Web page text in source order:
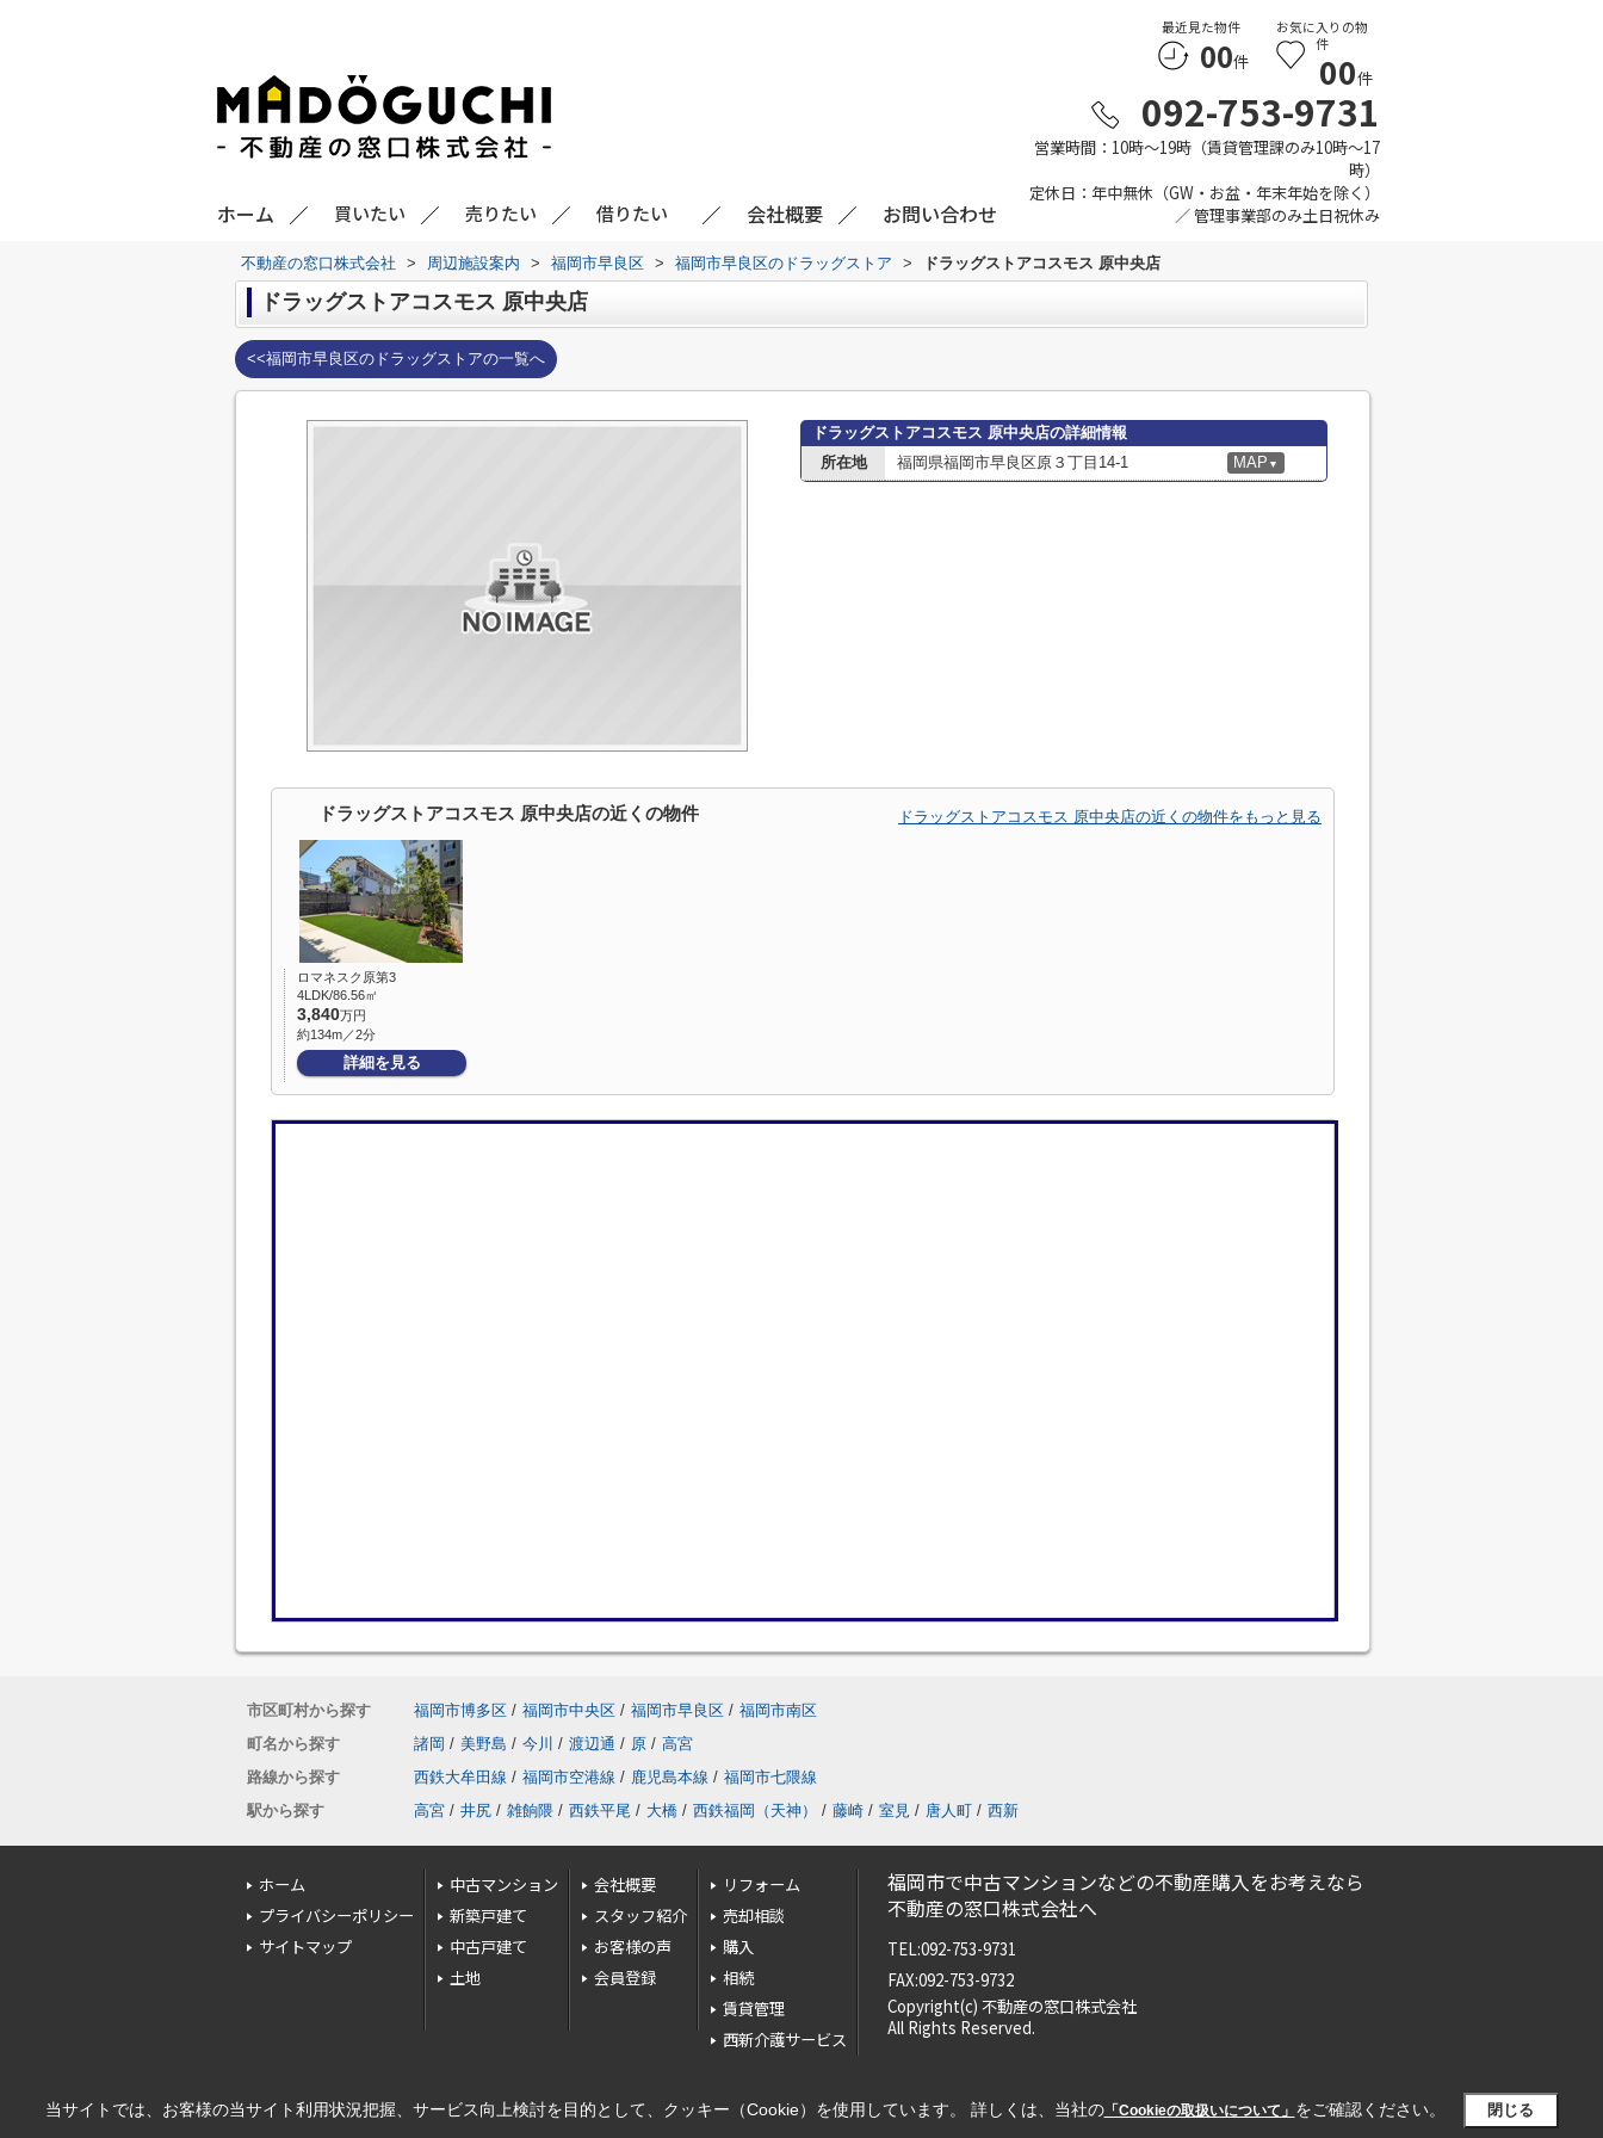
ホーム 買いたい 売りたい 借りたい 会社概要 お問い合わせ
最近見た物件
00件
お気に入りの物
件
00件
092-753-9731
営業時間：10時～19時（賃貸管理課のみ10時～17
時）
定休日：年中無休（GW・お盆・年末年始を除く）
／ 管理事業部のみ土日祝休み
不動産の窓口株式会社 > 周辺施設案内 > 福岡市早良区 > 福岡市早良区のドラッグストア > ドラッグストアコスモス 原中央店
ドラッグストアコスモス 原中央店
<<福岡市早良区のドラッグストアの一覧へ
ドラッグストアコスモス 原中央店の詳細情報
所在地
福岡県福岡市早良区原３丁目14-1 MAP ▼
ドラッグストアコスモス 原中央店の近くの物件 ドラッグストアコスモス 原中央店の近くの物件をもっと見る
ロマネスク原第3
4LDK/86.56㎡
3,840万円
約134m／2分
詳細を見る
市区町村から探す 福岡市博多区 / 福岡市中央区 / 福岡市早良区 / 福岡市南区
町名から探す
諸岡 / 美野島 / 今川 / 渡辺通 / 原 / 高宮
路線から探す
西鉄大牟田線 / 福岡市空港線 / 鹿児島本線 / 福岡市七隈線
駅から探す
高宮 / 井尻 / 雑餉隈 / 西鉄平尾 / 大橋 / 西鉄福岡（天神） / 藤崎 / 室見 / 唐人町 / 西新
ホーム
プライバシーポリシー
サイトマップ
中古マンション
新築戸建て
中古戸建て
土地
会社概要
スタッフ紹介
お客様の声
会員登録
リフォーム
売却相談
購入
相続
賃貸管理
西新介護サービス
福岡市で中古マンションなどの不動産購入をお考えなら
不動産の窓口株式会社へ
TEL:092-753-9731
FAX:092-753-9732
Copyright(c) 不動産の窓口株式会社
All Rights Reserved.
当サイトでは、お客様の当サイト利用状況把握、サービス向上検討を目的として、クッキー（Cookie）を使用しています。 詳しくは、当社の「Cookieの取扱いについて」 をご確認ください。 閉じる